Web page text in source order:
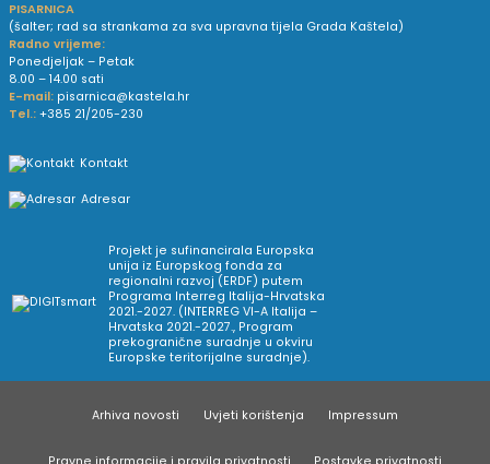
PISARNICA
(šalter; rad sa strankama za sva upravna tijela Grada Kaštela)
Radno vrijeme:
Ponedjeljak – Petak
8.00 – 14.00 sati
E-mail: pisarnica@kastela.hr
Tel.: +385 21/205-230
Kontakt
Adresar
Projekt je sufinancirala Europska
unija iz Europskog fonda za
regionalni razvoj (ERDF) putem
Programa Interreg Italija-Hrvatska
2021.-2027. (INTERREG VI-A Italija –
Hrvatska 2021.-2027., Program
prekogranične suradnje u okviru
Europske teritorijalne suradnje).
Arhiva novosti Uvjeti korištenja Impressum